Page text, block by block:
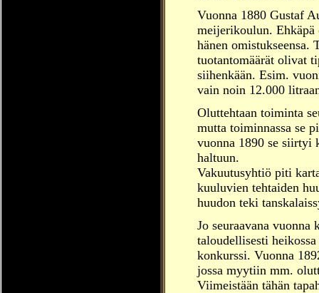
Vuonna 1880 Gustaf
meijerikoulun. Ehkäpä
hänen omistukseensa.
tuotantomäärät olivat
siihenkään. Esim.
vain noin 12.000
Oluttehtaan toiminta
mutta toiminnassa se
vuonna 1890 se siirtyi
haltuun.
Vakuutusyhtiö piti
kuuluvien tehtaiden
huudon teki
Jo seuraavana
taloudellisesti
konkurssi. Vuonna
jossa myytiin mm.
Viimeistään tähän